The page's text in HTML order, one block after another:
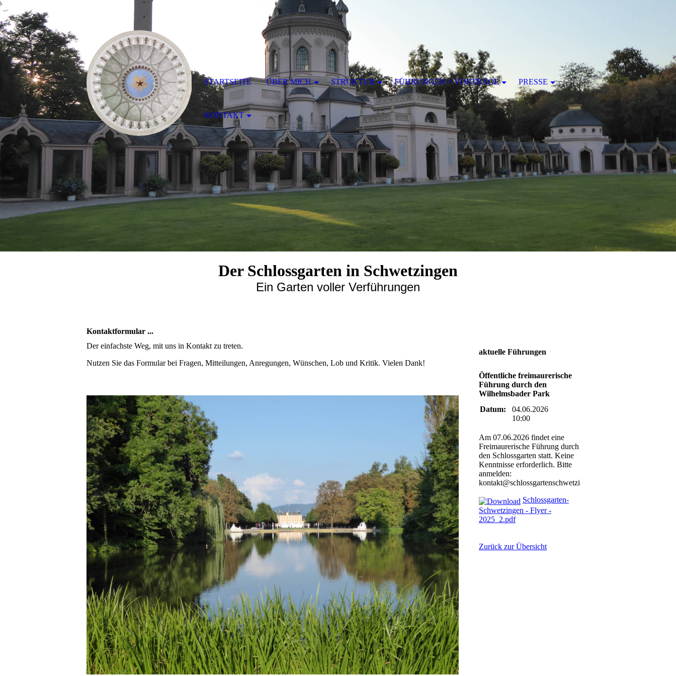
Der Schlossgarten in Schwetzingen
Ein Garten voller Verführungen
Kontaktformular ...
Der einfachste Weg, mit uns in Kontakt zu treten.
Nutzen Sie das Formular bei Fragen, Mitteilungen, Anregungen, Wünschen, Lob und Kritik. Vielen Dank!
aktuelle Führungen
Öffentliche freimaurerische
Führung durch den
Wilhelmsbader Park
Datum:
04.06.2026
10:00
Am 07.06.2026 findet eine
Freimaurerische Führung durch
den Schlossgarten statt. Keine
Kenntnisse erforderlich. Bitte
anmelden:
kontakt@schlossgartenschwetzingen.de
Schlossgarten-
Schwetzingen - Flyer -
2025_2.pdf
Zurück zur Übersicht
STARTSEITE ÜBER MICH STRUKTUR FÜHRUNGEN + VORTRÄGE PRESSE
KONTAKT